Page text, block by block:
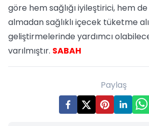
göre hem sağlığı iyileştirici, hem
almadan sağlıklı içecek tüketme
geliştirmelerinde yardımcı
varılmıştır. SABAH
Paylaş